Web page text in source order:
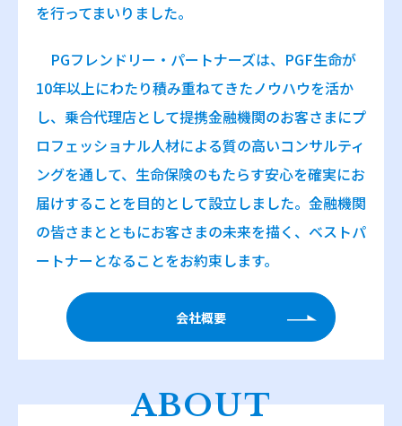
を行ってまいりました。
PGフレンドリー・パートナーズは、PGF生命が
10年以上にわたり積み重ねてきたノウハウを活か
し、乗合代理店として提携金融機関のお客さまにプ
ロフェッショナル人材による質の高いコンサルティ
ングを通して、生命保険のもたらす安心を確実にお
届けすることを目的として設立しました。金融機関
の皆さまとともにお客さまの未来を描く、ベストパ
ートナーとなることをお約束します。
会社概要
ABOUT